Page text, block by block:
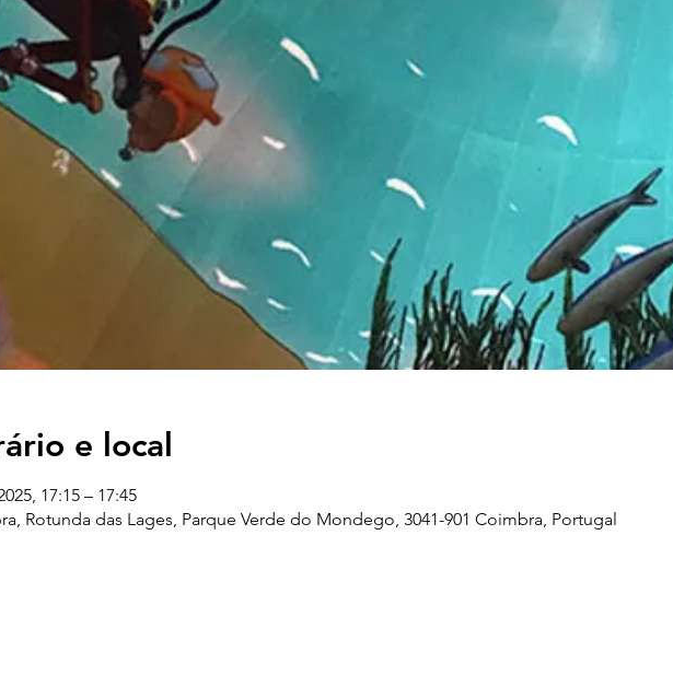
e local
17:15 – 17:45
Rotunda das Lages, Parque Verde do Mondego, 3041-901 Coimbra, Portugal